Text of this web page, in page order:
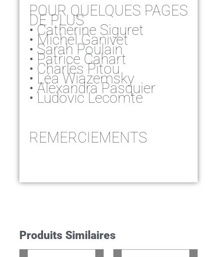
POUR QUELQUES PAGES
DE PLUS
• Catherine Siguret
• Michel Ganivet
• Sarah Poulain
• Patrice Cahart
• Charles Pitou
• Léa Wiazemsky
• Alexandra Pasquier
• Ludovic Lecomte
REMERCIEMENTS
Produits Similaires